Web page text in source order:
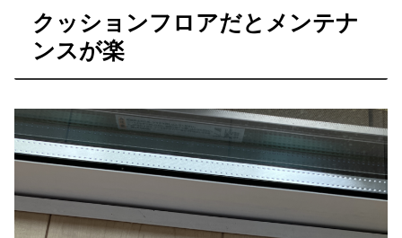
クッションフロアだとメンテナ
ンスが楽